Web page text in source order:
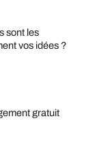
sont les
vos idées ?
gratuit